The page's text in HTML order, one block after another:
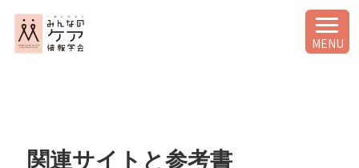
MENU
関連サイトと参考書